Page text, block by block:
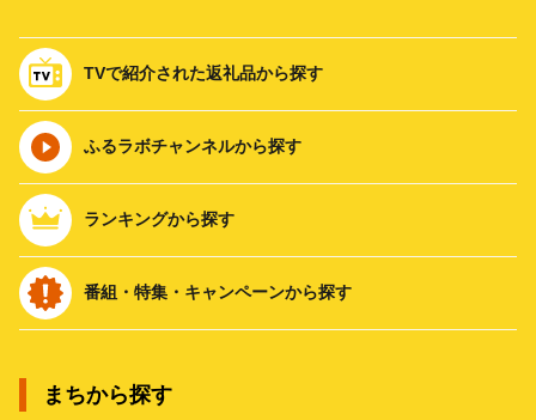
TVで紹介された返礼品から探す
ふるラボチャンネルから探す
ランキングから探す
番組・特集・キャンペーンから探す
まちから探す